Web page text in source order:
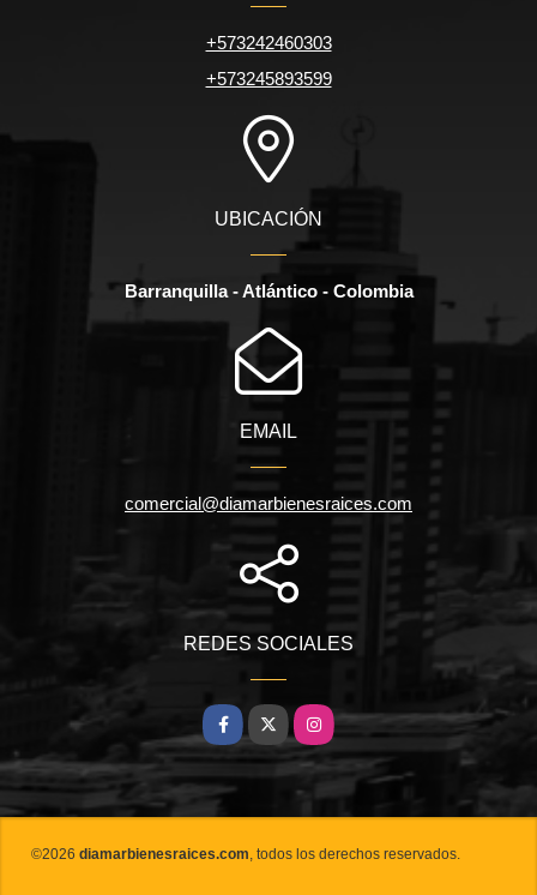
+573242460303
+573245893599
UBICACIÓN
Barranquilla - Atlántico - Colombia
EMAIL
comercial@diamarbienesraices.com
REDES SOCIALES
Facebook
X Instagram
©2026 diamarbienesraices.com, todos los derechos reservados.